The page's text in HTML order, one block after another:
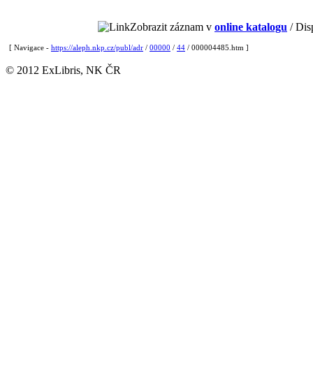
Zobrazit záznam v online katalogu /
[ Navigace - https://aleph.nkp.cz/publ/adr / 00000 / 44 / 000004485.htm ]
© 2012 ExLibris, NK ČR